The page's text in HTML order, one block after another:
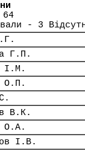
64
- 3
Г.П.
І.М.
О.П.
В.К.
О.А.
І.В.